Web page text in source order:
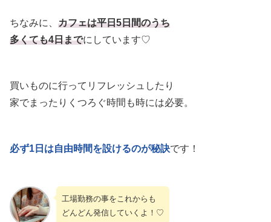
ちなみに、 カフェは平日5日間のうち
多くても4日までにしています♡
買いものに行ってリフレッシュしたり
家でまったりくつろぐ時間も時には必要。
必ず1日は自由時間を設けるのが秘訣です！
工場勤務の事をこれからも
どんどん発信していくよ！♡